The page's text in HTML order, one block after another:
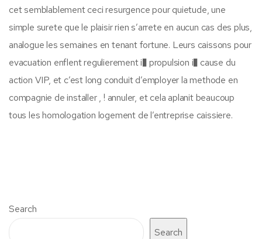
cet semblablement ceci resurgence pour quietude, une
simple surete que le plaisir rien s’arrete en aucun cas des plus,
analogue les semaines en tenant fortune. Leurs caissons pour
evacuation enflent regulierement i� propulsion i� cause du
action VIP, et c’est long conduit d’employer la methode en
compagnie de installer , ! annuler, et cela aplanit beaucoup
tous les homologation logement de l’entreprise caissiere.
Search
Search